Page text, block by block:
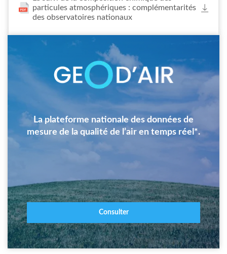
particules atmosphériques : complémentarités
des observatoires nationaux
Image
La plateforme nationale des données de
mesure de la qualité de l’air en temps réel*.
Consulter